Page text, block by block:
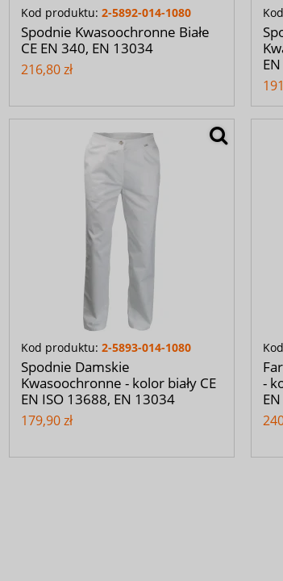
Kod produktu: 2-5892-014-1080
Spodnie Kwasoochronne Białe
CE EN 340, EN 13034
216,80 zł
Kod produktu: 2-5893-014-1080
Spodnie Damskie
Kwasoochronne - kolor biały CE
EN ISO 13688, EN 13034
179,90 zł
-